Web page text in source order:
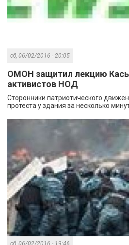
сб, 06/02/2016 - 20:05
ОМОН защитил лекцию
активистов НОД
Сторонники патриотического
протеста у здания за несколько минут
сб, 06/02/2016 - 19:46